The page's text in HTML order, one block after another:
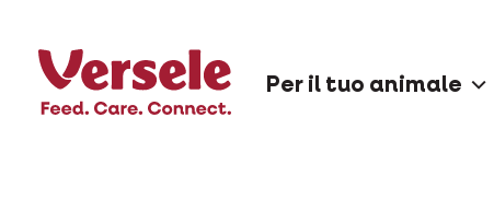
Per il tuo animale